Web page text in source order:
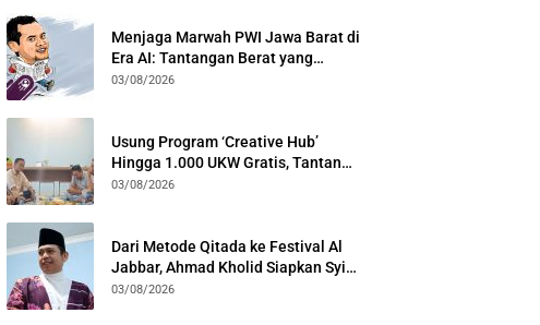
Menjaga Marwah PWI Jawa Barat di
Era AI: Tantangan Berat yang
Menuntut Solidaritas Lintas
03/08/2026
Usung Program ‘Creative Hub’
Hingga 1.000 UKW Gratis, Tantan
Sulthon Paparkan Visi PWI Jabar di
03/08/2026
Dari Metode Qitada ke Festival Al
Jabbar, Ahmad Kholid Siapkan Syiar
Al-Qur’an Lewat Nada
03/08/2026